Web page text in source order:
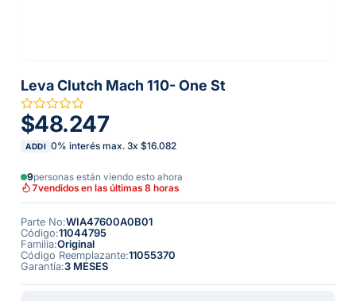
Leva Clutch Mach 110- One St
$48.247
ADDI 0% interés max. 3x $16.082
9personas están viendo esto ahora
7vendidos en las últimas 8 horas
Parte No:WIA47600A0B01
Código:11044795
Familia:Original
Código Reemplazante:11055370
Garantía:3 MESES